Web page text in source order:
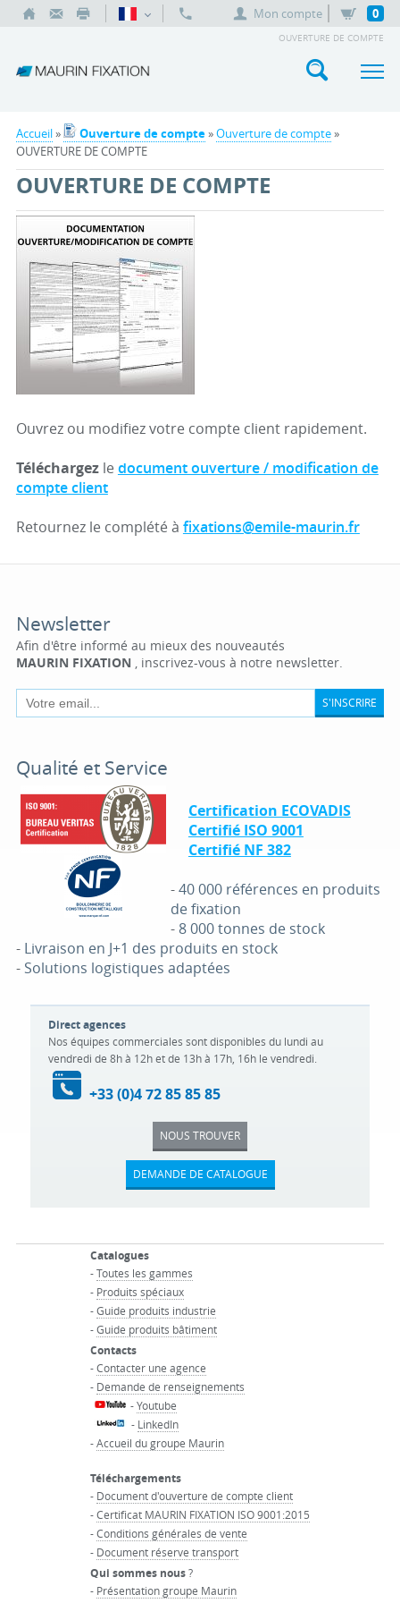
Mon compte 0
OUVERTURE DE COMPTE
Accueil» Ouverture de compte»Ouverture de compte»
OUVERTURE DE COMPTE
OUVERTURE DE COMPTE
Ouvrez ou modifiez votre compte client rapidement.
Téléchargezle document ouverture / modification de
compte client
Retournez le complété à fixations@emile-maurin.fr
Newsletter
Afin d'être informé au mieux des nouveautés
MAURIN FIXATION , inscrivez-vous à notre newsletter.
S'INSCRIRE
Qualité et Service
Certification ECOVADIS
Certifié ISO 9001
Certifié NF 382
-40 000 références en produits
de fixation
- 8 000 tonnes de stock
- Livraison en J+1 des produits en stock
- Solutions logistiques adaptées
Direct agences
Nos équipes commerciales sont disponibles du lundi au
vendredi de 8h à 12h et de 13h à 17h, 16h le vendredi.
+33 (0)4 72 85 85 85
NOUS TROUVER
DEMANDE DE CATALOGUE
Catalogues
-Toutes les gammes
- Produits spéciaux
-Guide produits industrie
-Guide produits bâtiment
Contacts
-Contacter une agence
- Demande de renseignements
-Youtube
- LinkedIn
-Accueil du groupe Maurin
Téléchargements
- Document d'ouverture de compte client
-Certificat MAURIN FIXATION ISO 9001:2015
-Conditions générales de vente
- Document réserve transport
Qui sommes nous?
- Présentation groupe Maurin